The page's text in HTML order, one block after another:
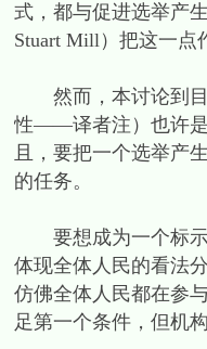
式，都与促进选举产
Stuart Mill）把这一点
然而，本讨论到目
性——译者注）也许是
且，要把一个选举产
的任务。
要想成为一个标示
体现全体人民的看法
仿佛全体人民都在参
足第一个条件，但机